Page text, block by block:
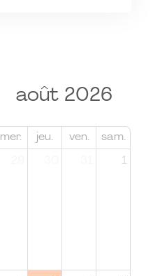
août 2026
mer. jeu. ven. sam.
1